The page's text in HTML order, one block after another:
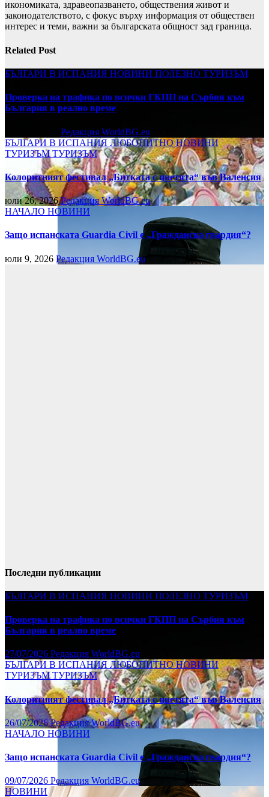
икономиката, здравеопазването, обществения живот и
законодателството, с фокус върху информация от обществен
интерес и теми, важни за българската общност зад граница.
Related Post
БЪЛГАРИ В ИСПАНИЯ НОВИНИ ПОЛЕЗНО ТУРИЗЪМ
Проверка на трафика по всички ГКПП на Сърбия към
България в реално време
Редакция WorldBG.eu
БЪЛГАРИ В ИСПАНИЯ ЛЮБОПИТНОНОВИНИ
ТУРИЗЪМТУРИЗЪМ
Колоритният фестивал „Битката с цветята“ във Валенсия
юли 26, 2026Редакция WorldBG.eu
НАЧАЛО НОВИНИ
Защо испанската Guardia Civil е „Гражданска гвардия“?
юли 9, 2026 Редакция WorldBG.eu
Последни публикации
БЪЛГАРИ В ИСПАНИЯ НОВИНИ ПОЛЕЗНО ТУРИЗЪМ
Проверка на трафика по всички ГКПП на Сърбия към
България в реално време
27/07/2026 Редакция WorldBG.eu
БЪЛГАРИ В ИСПАНИЯ ЛЮБОПИТНОНОВИНИ
ТУРИЗЪМТУРИЗЪМ
Колоритният фестивал „Битката с цветята“ във Валенсия
26/07/2026Редакция WorldBG.eu
НАЧАЛО НОВИНИ
Защо испанската Guardia Civil е „Гражданска гвардия“?
09/07/2026 Редакция WorldBG.eu
НОВИНИ